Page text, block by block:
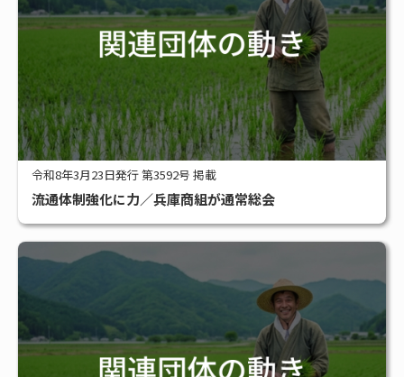
令和8年3月23日発行 第3592号 掲載
流通体制強化に力／兵庫商組が通常総会